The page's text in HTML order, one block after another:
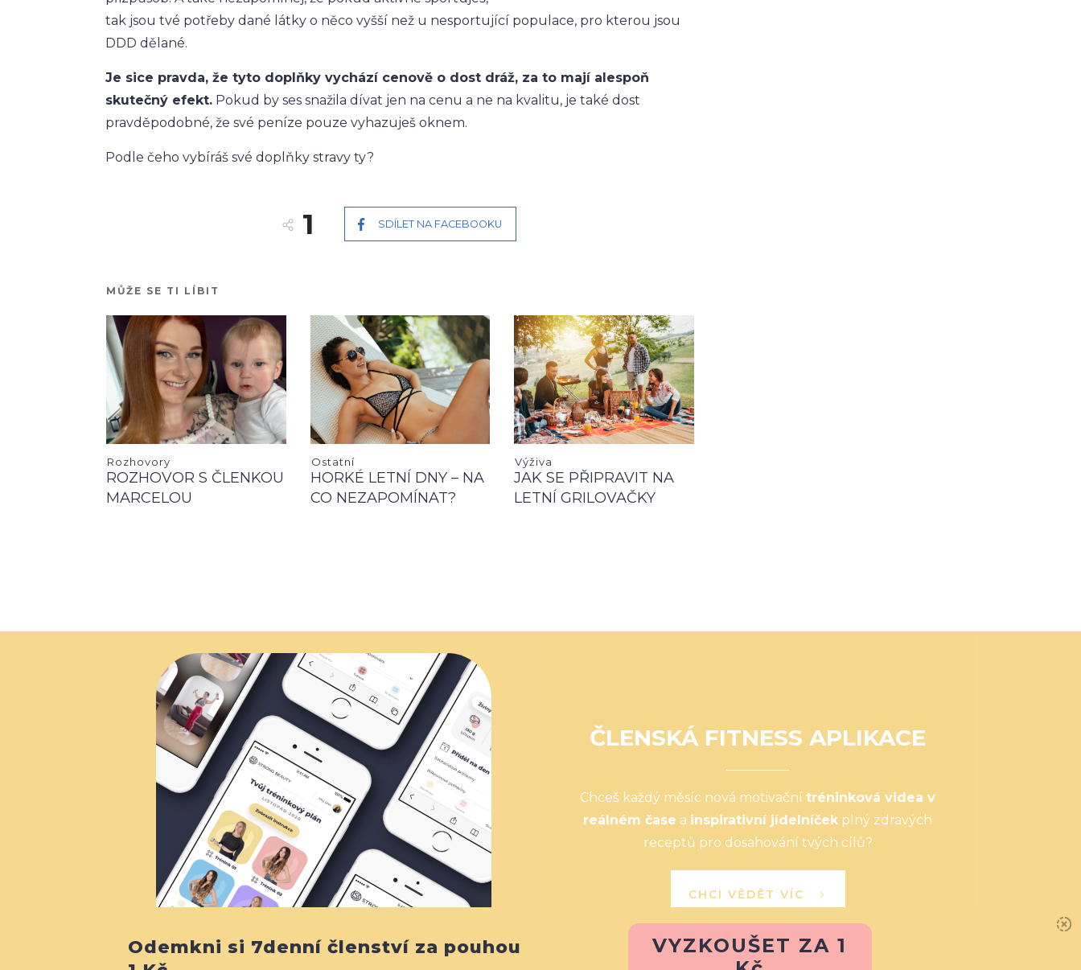
tak jsou tvé potřeby dané látky o něco vyšší než u nesportující populace, pro kterou jsou
DDD dělané.
Je sice pravda, že tyto doplňky vychází cenově o dost dráž, za to mají alespoň
skutečný efekt. Pokud by ses snažila dívat jen na cenu a ne na kvalitu, je také dost
pravděpodobné, že své peníze pouze vyhazuješ oknem.
Podle čeho vybíráš své doplňky stravy ty?
1 SDÍLET NA FACEBOOKU
MŮŽE SE TI LÍBIT
Rozhovory
ROZHOVOR S ČLENKOU
MARCELOU
Ostatní
HORKÉ LETNÍ DNY – NA
CO NEZAPOMÍNAT?
Výživa
JAK SE PŘIPRAVIT NA
LETNÍ GRILOVAČKY
ČLENSKÁ FITNESS APLIKACE
Chceš každý měsíc nová motivační tréninková videa v
reálném čase a inspirativní jídelníček plný zdravých
receptů pro dosahování tvých cílů?
CHCI VĚDĚT VÍC
Odemkni si 7denní členství za pouhou
VYZKOUŠET ZA 1